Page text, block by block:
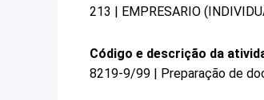
213 | EMPRESARIO
Código e descrição da
8219-9/99 | Preparação de